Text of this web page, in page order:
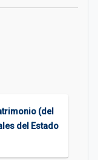
(del
del Estado